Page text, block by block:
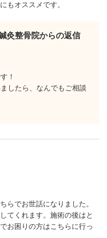
もオススメです。
灸整骨院からの返信
！
したら、なんでもご相談
らでお世話になりました。
てくれます。施術の後はと
お困りの方はこちらに行っ